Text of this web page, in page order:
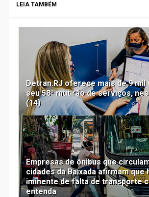
LEIA TAMBÉM
Detran.RJ oferece mais de 9 mil
seu 58º mutirão de serviços,
(14)
Empresas de ônibus que
cidades da Baixada afirmam que
iminente de falta de transporte
entenda